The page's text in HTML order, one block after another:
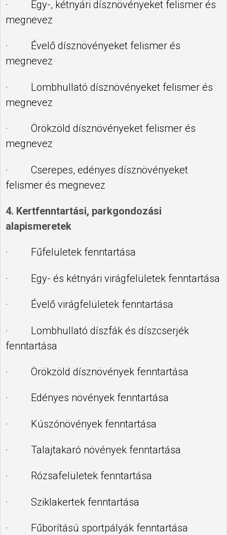
· Egy-, kétnyári dísznövényeket felismer és
megnevez
· Évelő dísznövényeket felismer és
megnevez
· Lombhullató dísznövényeket felismer és
megnevez
· Örökzöld dísznövényeket felismer és
megnevez
· Cserepes, edényes dísznövényeket
felismer és megnevez
4. Kertfenntartási, parkgondozási
alapismeretek
· Fűfelületek fenntartása
· Egy- és kétnyári virágfelületek fenntartása
· Évelő virágfelületek fenntartása
· Lombhullató díszfák és díszcserjék
fenntartása
· Örökzöld dísznövények fenntartása
· Edényes növények fenntartása
· Kúszónövények fenntartása
· Talajtakaró növények fenntartása
· Rózsafelületek fenntartása
· Sziklakertek fenntartása
· Fűborítású sportpályák fenntartása